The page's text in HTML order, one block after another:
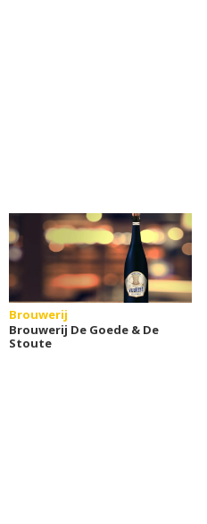
Brouwerij
Brouwerij De Goede & De
Stoute